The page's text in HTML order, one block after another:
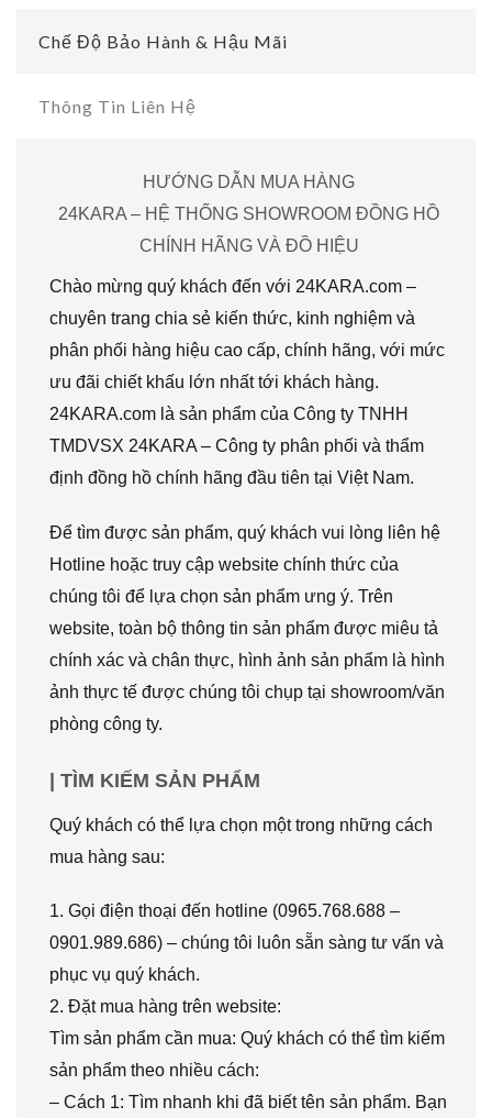
Chế Độ Bảo Hành & Hậu Mãi
Thông Tin Liên Hệ
HƯỚNG DẪN MUA HÀNG
24KARA – HỆ THỐNG SHOWROOM ĐỒNG HỒ
CHÍNH HÃNG VÀ ĐỒ HIỆU
Chào mừng quý khách đến với 24KARA.com –
chuyên trang chia sẻ kiến thức, kinh nghiệm và
phân phối hàng hiệu cao cấp, chính hãng, với mức
ưu đãi chiết khấu lớn nhất tới khách hàng.
24KARA.com là sản phẩm của Công ty TNHH
TMDVSX 24KARA – Công ty phân phối và thẩm
định đồng hồ chính hãng đầu tiên tại Việt Nam.
Để tìm được sản phẩm, quý khách vui lòng liên hệ
Hotline hoặc truy cập website chính thức của
chúng tôi để lựa chọn sản phẩm ưng ý. Trên
website, toàn bộ thông tin sản phẩm được miêu tả
chính xác và chân thực, hình ảnh sản phẩm là hình
ảnh thực tế được chúng tôi chụp tại showroom/văn
phòng công ty.
| TÌM KIẾM SẢN PHẨM
Quý khách có thể lựa chọn một trong những cách
mua hàng sau:
1. Gọi điện thoại đến hotline (0965.768.688 –
0901.989.686) – chúng tôi luôn sẵn sàng tư vấn và
phục vụ quý khách.
2. Đặt mua hàng trên website:
Tìm sản phẩm cần mua: Quý khách có thể tìm kiếm
sản phẩm theo nhiều cách:
– Cách 1: Tìm nhanh khi đã biết tên sản phẩm. Bạn